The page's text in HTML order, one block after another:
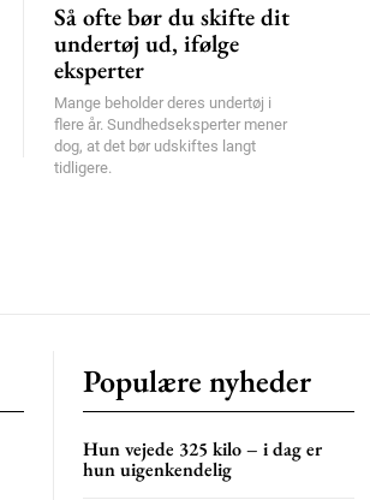
Så ofte bør du skifte dit
undertøj ud, ifølge
eksperter
Mange beholder deres undertøj i
flere år. Sundhedseksperter mener
dog, at det bør udskiftes langt
tidligere.
Populære nyheder
Hun vejede 325 kilo – i dag er
hun uigenkendelig